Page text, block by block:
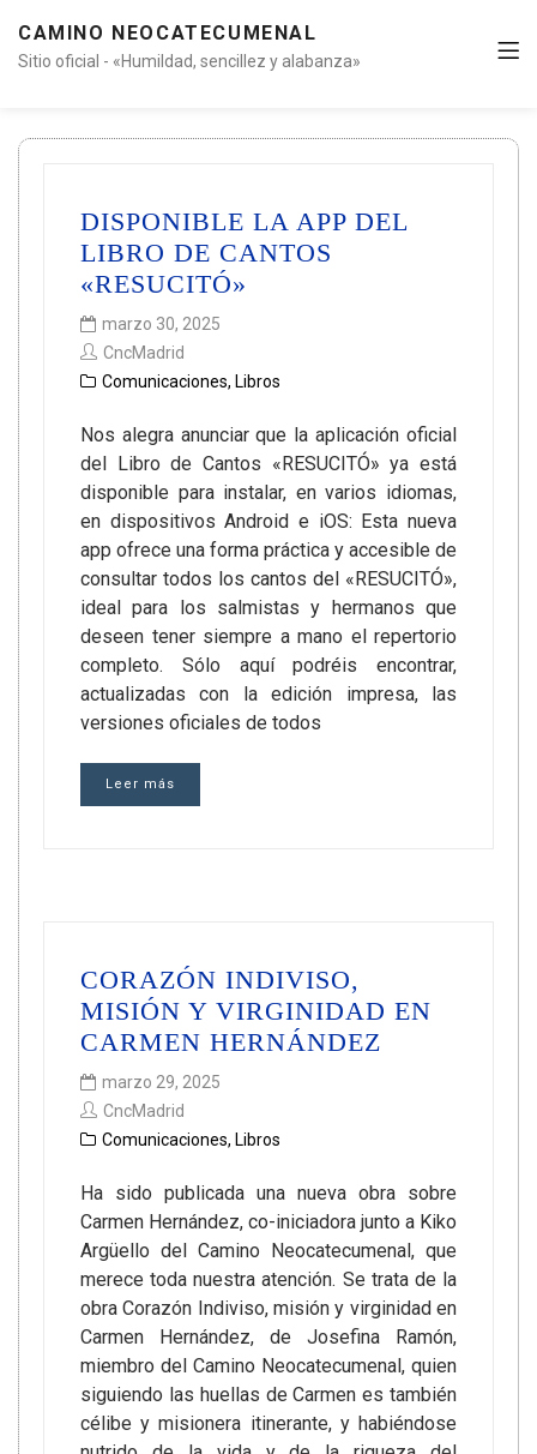
CAMINO NEOCATECUMENAL
Sitio oficial - «Humildad, sencillez y alabanza»
DISPONIBLE LA APP DEL
LIBRO DE CANTOS
«RESUCITÓ»
marzo 30, 2025
CncMadrid
Comunicaciones, Libros
Nos alegra anunciar que la aplicación oficial
del Libro de Cantos «RESUCITÓ» ya está
disponible para instalar, en varios idiomas,
en dispositivos Android e iOS: Esta nueva
app ofrece una forma práctica y accesible de
consultar todos los cantos del «RESUCITÓ»,
ideal para los salmistas y hermanos que
deseen tener siempre a mano el repertorio
completo. Sólo aquí podréis encontrar,
actualizadas con la edición impresa, las
versiones oficiales de todos
Leer más
CORAZÓN INDIVISO,
MISIÓN Y VIRGINIDAD EN
CARMEN HERNÁNDEZ
marzo 29, 2025
CncMadrid
Comunicaciones, Libros
Ha sido publicada una nueva obra sobre
Carmen Hernández, co-iniciadora junto a Kiko
Argüello del Camino Neocatecumenal, que
merece toda nuestra atención. Se trata de la
obra Corazón Indiviso, misión y virginidad en
Carmen Hernández, de Josefina Ramón,
miembro del Camino Neocatecumenal, quien
siguiendo las huellas de Carmen es también
célibe y misionera itinerante, y habiéndose